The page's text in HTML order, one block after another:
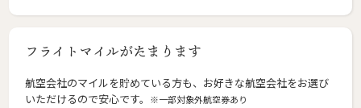
フライトマイルがたまります
航空会社のマイルを貯めている方も、お好きな航空会社をお選び
いただけるので安心です。
※一部対象外航空券あり